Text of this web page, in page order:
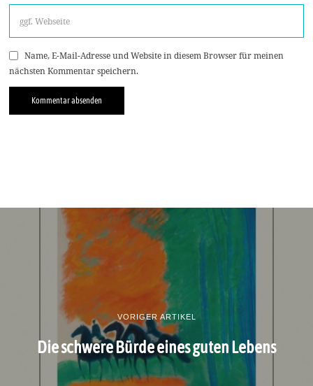
Name, E-Mail-Adresse und Website in diesem Browser für meinen
nächsten Kommentar speichern.
VORIGER ARTIKEL
Die schwere Bürde eines guten Lebens